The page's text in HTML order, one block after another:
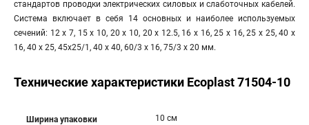
стандартов проводки электрических силовых и слаботочных кабелей.
Система включает в себя 14 основных и наиболее используемых
сечений: 12 х 7, 15 х 10, 20 х 10, 20 х 12.5, 16 х 16, 25 х 16, 25 х 25, 40 х
16, 40 х 25, 45х25/1, 40 х 40, 60/3 х 16, 75/3 х 20 мм.
Технические характеристики Ecoplast 71504-10
Ширина упаковки 10 см